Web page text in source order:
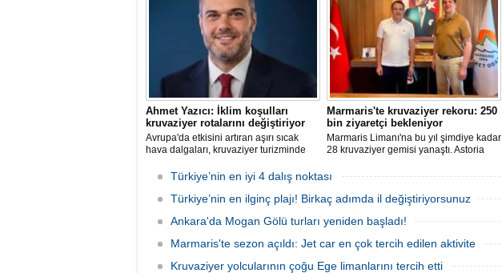
şirketlerin en stratejik gelir kaynakları
arasında yer alıyor.
Ahmet Yazıcı: İklim koşulları
kruvaziyer rotalarını değiştiriyor
Avrupa'da etkisini artıran aşırı sıcak
hava dalgaları, kruvaziyer turizminde
Norveç Fiyortları, İzlanda ve Kuzey
Avrupa rotalarına ilgi artarken, deneyim
odaklı seyahat anlayışı sektörün yeni
Marmaris'te kruvaziyer rekoru: 250
bin ziyaretçi bekleniyor
Marmaris Limanı'na bu yıl şimdiye kadar
28 kruvaziyer gemisi yanaştı. Astoria
sefer eklemesiyle birlikte sezon
hedefleniyor.
Türkiye’nin en iyi 4 dalış noktası
Türkiye’nin en ilginç plajı! Birkaç adımda il değiştiriyorsunuz
Ankara'da Mogan Gölü turları yeniden başladı!
Marmaris'te sezon açıldı: Jet car en çok tercih edilen aktivite
Kruvaziyer yolcularının çoğu Ege limanlarını tercih etti